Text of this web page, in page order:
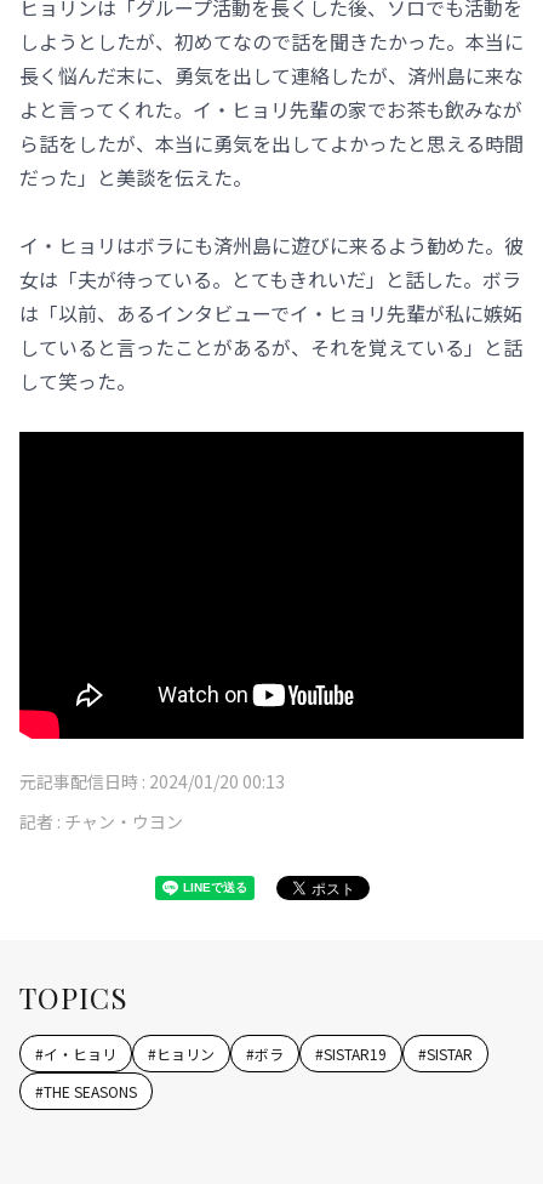
ヒョリンは「グループ活動を長くした後、ソロでも活動を
しようとしたが、初めてなので話を聞きたかった。本当に
長く悩んだ末に、勇気を出して連絡したが、済州島に来な
よと言ってくれた。イ・ヒョリ先輩の家でお茶も飲みなが
ら話をしたが、本当に勇気を出してよかったと思える時間
だった」と美談を伝えた。
イ・ヒョリはボラにも済州島に遊びに来るよう勧めた。彼
女は「夫が待っている。とてもきれいだ」と話した。ボラ
は「以前、あるインタビューでイ・ヒョリ先輩が私に嫉妬
していると言ったことがあるが、それを覚えている」と話
して笑った。
元記事配信日時 : 2024/01/20 00:13
記者 : チャン・ウヨン
TOPICS
#イ・ヒョリ #ヒョリン #ボラ #SISTAR19 #SISTAR
#THE SEASONS